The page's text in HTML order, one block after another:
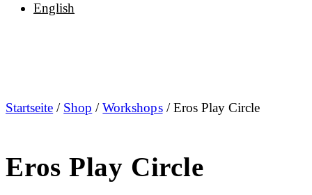
English
Startseite / Shop /Workshops/ Eros Play Circle
Eros Play Circle